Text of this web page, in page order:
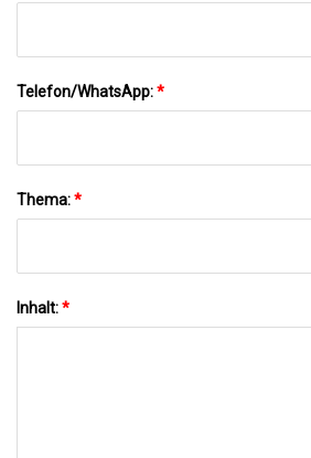
Telefon/WhatsApp:*
Thema:*
Inhalt:*